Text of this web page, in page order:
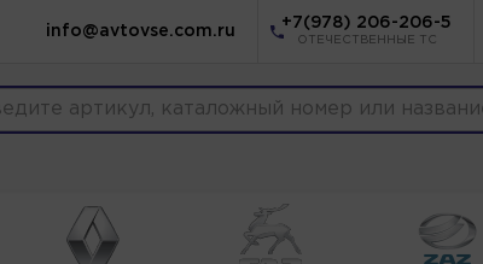
info@avtovse.com.ru
+7(978) 206-206-5
ОТЕЧЕСТВЕННЫЕ ТС